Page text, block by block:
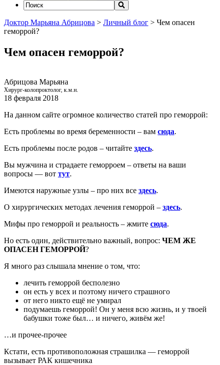
Доктор Марьяна Абрицова > Личный блог > Чем опасен
геморрой?
Чем опасен геморрой?
Абрицова Марьяна
Хирург-колопроктолог, к.м.н.
18 февраля 2018
На данном сайте огромное количество статей про геморрой:
Есть проблемы во время беременности – вам сюда.
Есть проблемы после родов – читайте здесь.
Вы мужчина и страдаете геморроем – ответы на ваши
вопросы — вот тут.
Имеются наружные узлы – про них все здесь.
О хирургических методах лечения геморрой – здесь.
Мифы про геморрой и реальность – жмите сюда.
Но есть один, действительно важный, вопрос: ЧЕМ ЖЕ
ОПАСЕН ГЕМОРРОЙ?
Я много раз слышала мнение о том, что:
лечить геморрой бесполезно
он есть у всех и поэтому ничего страшного
от него никто ещё не умирал
подумаешь геморрой! Он у меня всю жизнь, и у твоей
бабушки тоже был… и ничего, живём же!
…и прочее-прочее
Кстати, есть противоположная страшилка — геморрой
вызывает РАК кишечника